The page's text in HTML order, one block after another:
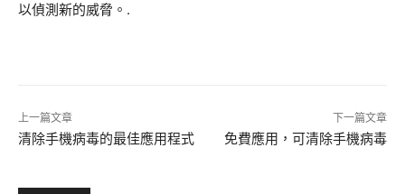
以偵測新的威脅。.
上一篇文章
清除手機病毒的最佳應用程式
下一篇文章
免費應用，可清除手機病毒